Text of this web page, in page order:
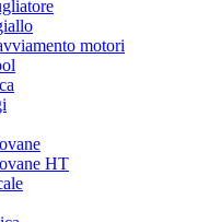
motori
HT